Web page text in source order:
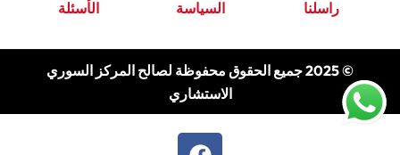
راسلنا السياسة الأسئلة
© 2025 جميع الحقوق محفوظة لصالح المركز السوري
الاستشاري